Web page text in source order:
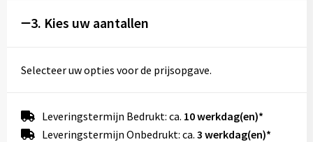
Onbewerkt
Graveren
3. Kies uw aantallen
Selecteer uw opties voor de prijsopgave.
Leveringstermijn Bedrukt: ca. 10 werkdag(en)*
Leveringstermijn Onbedrukt: ca. 3 werkdag(en)*